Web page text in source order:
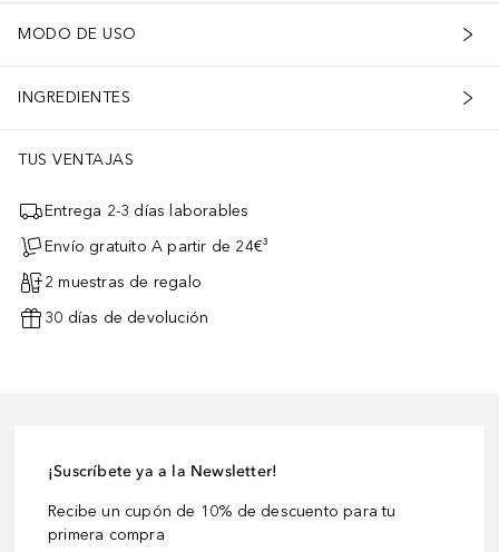
MODO DE USO
INGREDIENTES
TUS VENTAJAS
Entrega 2-3 días laborables
Envío gratuito A partir de 24€³
2 muestras de regalo
30 días de devolución
¡Suscríbete ya a la Newsletter!
Recibe un cupón de 10% de descuento para tu
primera compra